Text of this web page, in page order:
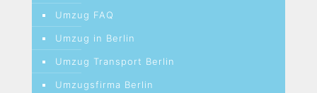
Umzug FAQ
Umzug in Berlin
Umzug Transport Berlin
Umzugsfirma Berlin